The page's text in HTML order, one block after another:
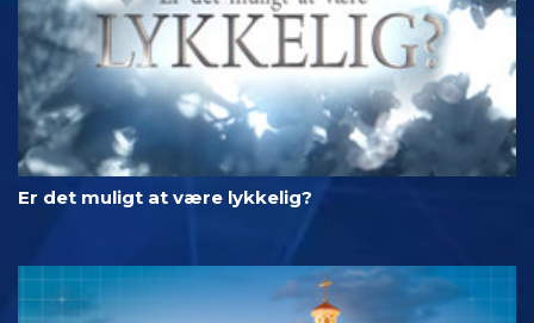
Er det muligt at være lykkelig?